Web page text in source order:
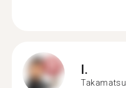
I.
Takamatsu